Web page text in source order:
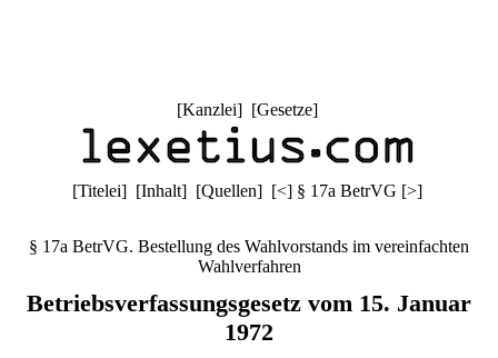
[Kanzlei] [Gesetze]
[Titelei] [Inhalt] [Quellen] [<] § 17a BetrVG [>]
§ 17a BetrVG. Bestellung des Wahlvorstands im vereinfachten
Wahlverfahren
Betriebsverfassungsgesetz vom 15. Januar
1972